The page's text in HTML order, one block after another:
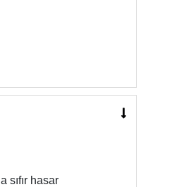
sıfır hasar